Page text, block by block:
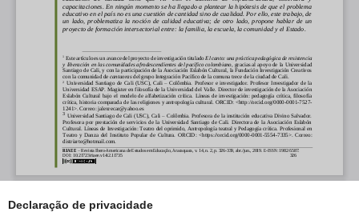
Declaração de privacidade